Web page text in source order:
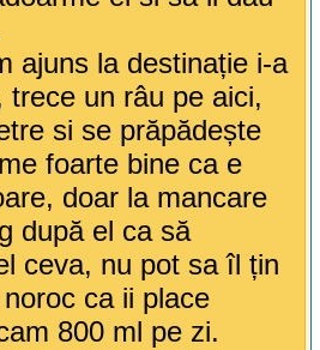
ajuns la destinație i-a
trece un râu pe aici,
si se prăpădește
foarte bine ca e
doar la mancare
după el ca să
ceva, nu pot sa îl țin
ca ii place
800 ml pe zi.